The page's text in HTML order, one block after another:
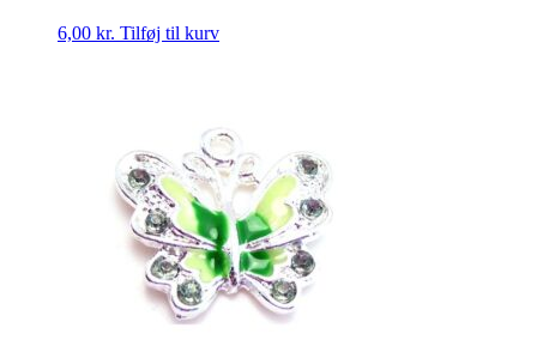
6,00 kr. Tilføj til kurv